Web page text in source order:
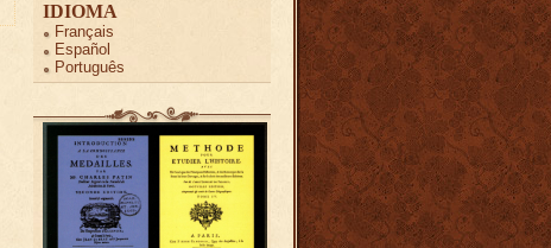
IDIOMA
Français
Español
Português